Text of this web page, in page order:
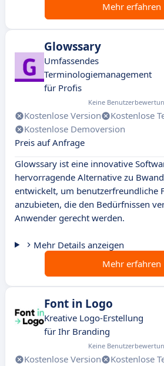
Mehr erfahren
Glowssary
Umfassendes
Terminologiemanagement
für Profis
Keine
Kostenlose Version
Kostenlose
Kostenlose Demoversion
Preis auf Anfrage
Glowssary ist eine innovative
hervorragende Alternative zu
entwickelt, um benutzerfreundliche
anzubieten, die den Bedürfnissen
Anwender gerecht werden.
Mehr Details anzeigen
Mehr erfahren
Font in Logo
Kreative Logo-Erstellung
für Ihr Branding
Keine
Kostenlose Version
Kostenlose